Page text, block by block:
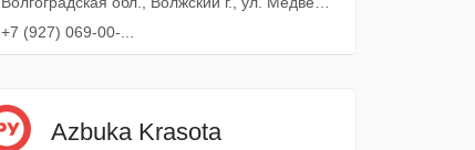
+7 (927) 069-00-...
Azbuka Krasota